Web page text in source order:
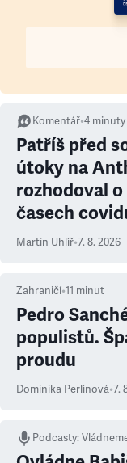
Komentář•4 minuty
Patříš před
útoky na
rozhodoval
časech
Martin Uhlíř•7. 8. 2026
Zahraničí•11 minut
Pedro
populistů.
proudu
Dominika Perlínová•7.
Podcasty: